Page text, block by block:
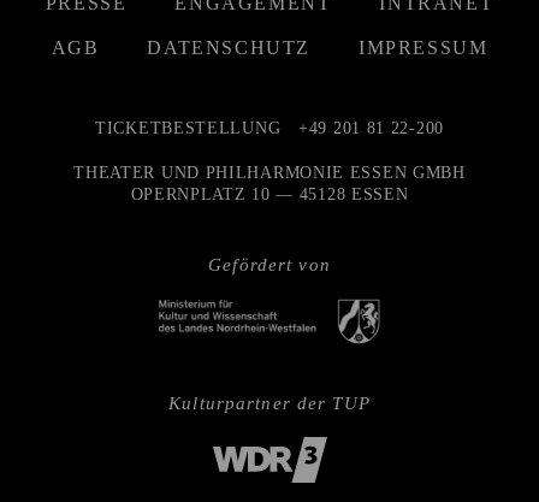
AGB DATENSCHUTZ IMPRESSUM
Gefördert von
TICKETBESTELLUNG +49 201 81 22-200
THEATER UND PHILHARMONIE ESSEN GMBH
OPERNPLATZ 10 — 45128 ESSEN
Kulturpartner der TUP